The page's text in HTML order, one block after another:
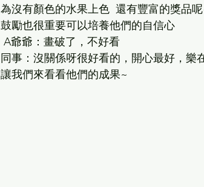
為沒有顏色的水果上色  還有豐富的獎品
鼓勵也很重要可以培養他們的自信心
A爺爺：畫破了，不好看
同事：沒關係呀很好看的，開心最好，樂
讓我們來看看他們的成果~